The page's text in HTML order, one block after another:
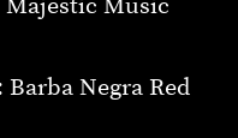
Majestic Music
Negra Red